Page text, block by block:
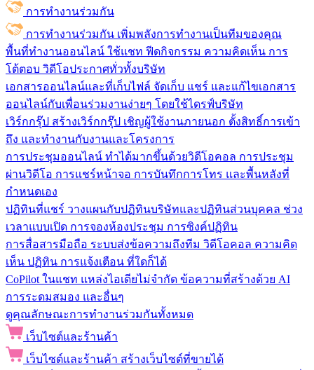
การทำงานร่วมกัน
การทำงานร่วมกัน เพิ่มพลังการทำงานเป็นทีมของคุณ
พื้นที่ทำงานออนไลน์ ใช้แชท ฟีดกิจกรรม ความคิดเห็น การ
โต้ตอบ วิดีโอประกาศทั่วทั้งบริษัท
เอกสารออนไลน์และที่เก็บไฟล์ จัดเก็บ แชร์ และแก้ไขเอกสาร
ออนไลน์กับเพื่อนร่วมงานง่ายๆ โดยใช้ไดรฟ์บริษัท
เวิร์กกรุ๊ป สร้างเวิร์กกรุ๊ป เชิญผู้ใช้งานภายนอก ตั้งสิทธิ์การเข้า
ถึง และทำงานกับงานและโครงการ
การประชุมออนไลน์ ทำได้มากขึ้นด้วยวิดีโอคอล การประชุม
ผ่านวิดีโอ การแชร์หน้าจอ การบันทึกการโทร และพื้นหลังที่
กำหนดเอง
ปฏิทินที่แชร์ วางแผนกับปฏิทินบริษัทและปฏิทินส่วนบุคคล ช่วง
เวลาแบบเปิด การจองห้องประชุม การซิงค์ปฏิทิน
การสื่อสารมือถือ ระบบส่งข้อความถึงทีม วิดีโอคอล ความคิด
เห็น ปฏิทิน การแจ้งเตือน ที่ใดก็ได้
CoPilot ในแชท แหล่งไอเดียไม่จำกัด ข้อความที่สร้างด้วย AI
การระดมสมอง และอื่นๆ
ดูคุณลักษณะการทำงานร่วมกันทั้งหมด
เว็บไซต์และร้านค้า
เว็บไซต์และร้านค้า สร้างเว็บไซต์ที่ขายได้